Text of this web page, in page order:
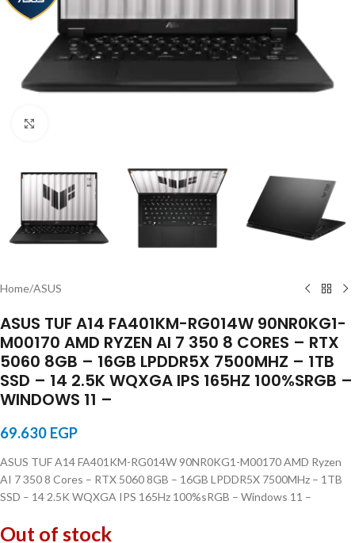
Home/ASUS
ASUS TUF A14 FA401KM-RG014W 90NR0KG1-
M00170 AMD RYZEN AI 7 350 8 CORES – RTX
5060 8GB – 16GB LPDDR5X 7500MHZ – 1TB
SSD – 14 2.5K WQXGA IPS 165HZ 100%SRGB –
WINDOWS 11 –
69.630 EGP
ASUS TUF A14 FA401KM-RG014W 90NR0KG1-M00170 AMD Ryzen
AI 7 350 8 Cores – RTX 5060 8GB – 16GB LPDDR5X 7500MHz – 1TB
SSD – 14 2.5K WQXGA IPS 165Hz 100%sRGB – Windows 11 –
Out of stock